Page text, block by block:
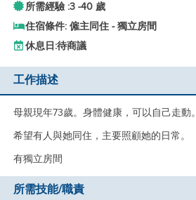
所需經驗 :3 -40 歲
住宿條件: 僱主同住 - 獨立房間
休息日:待商議
工作描述
母親現年73歲。身體健康，可以自己走動。
希望有人與她同住，主要照顧她的日常。
有獨立房間
所需技能/職責